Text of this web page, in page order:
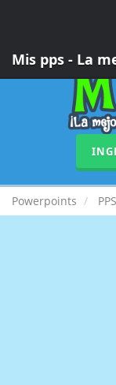
Mis pps - La
Powerpoints